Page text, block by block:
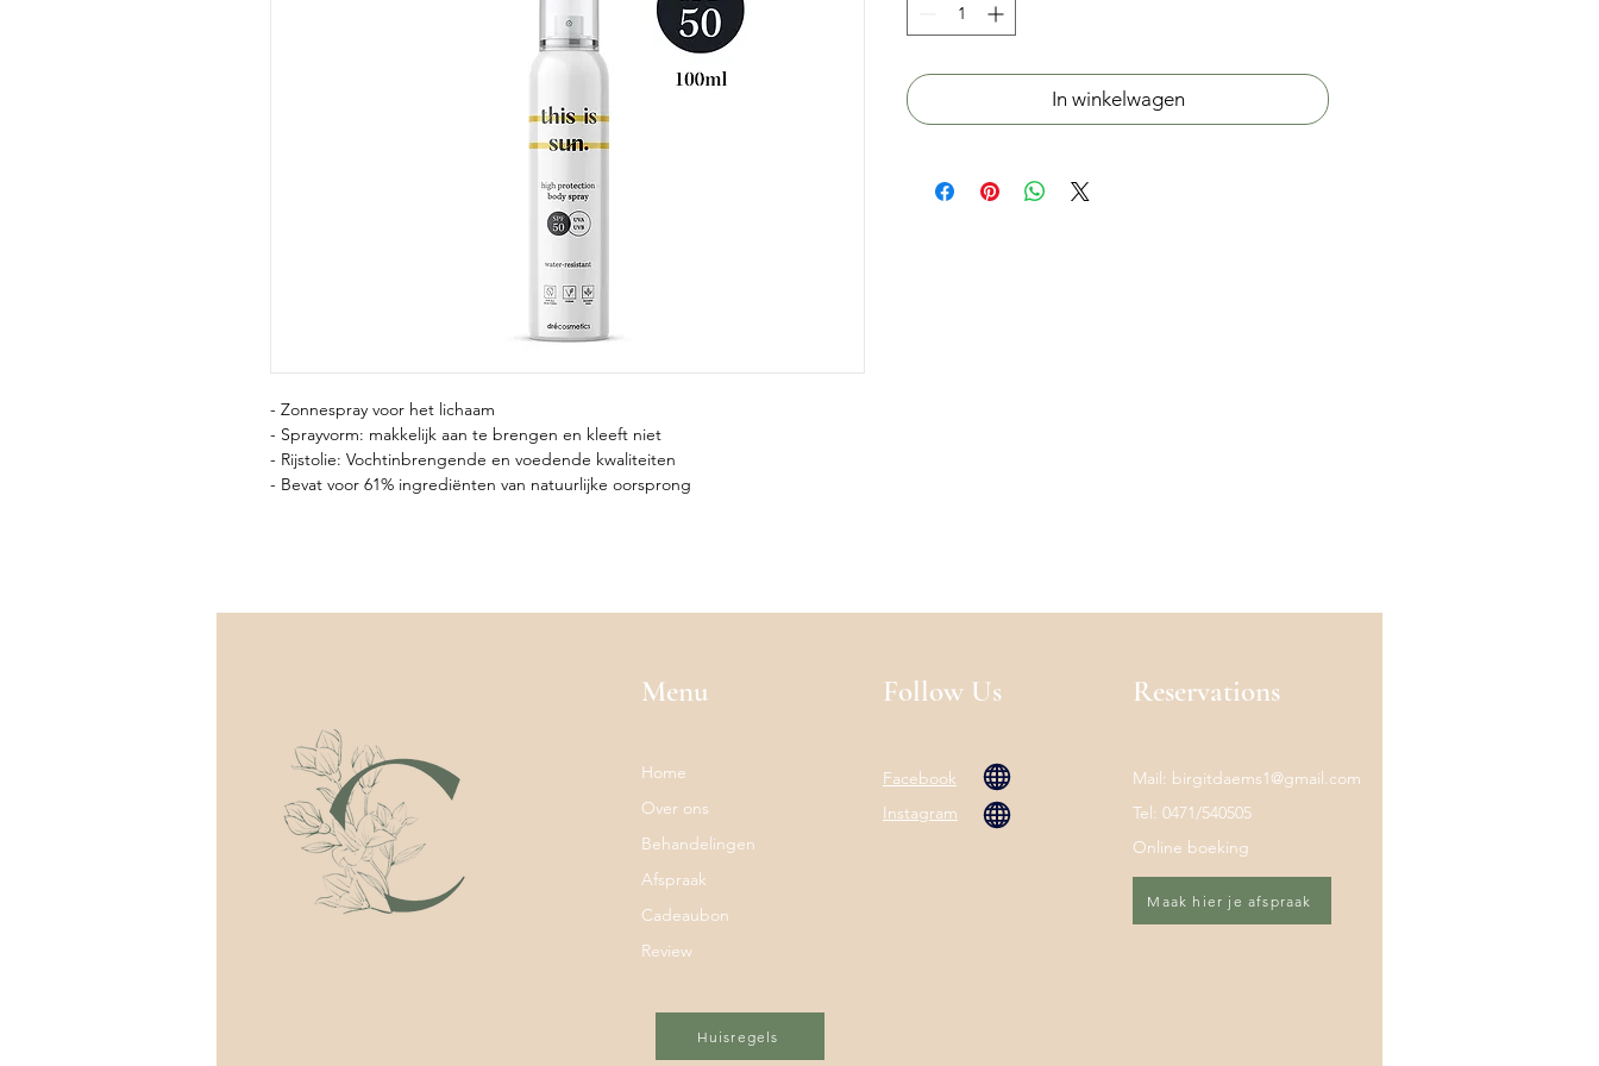
- Zonnespray voor het lichaam
- Sprayvorm: makkelijk aan te brengen en kleeft niet
- Rijstolie: Vochtinbrengende en voedende kwaliteiten
- Bevat voor 61% ingrediënten van natuurlijke oorsprong
In winkelwagen
Menu Follow Us Reservations
Home
Over ons
Behandelingen
Afspraak
Cadeaubon
Review
Facebook
Instagram
Mail: birgitdaems1@gmail.com
Tel: 0471/540505
Online boeking
Maak hier je afspraak
Huisregels